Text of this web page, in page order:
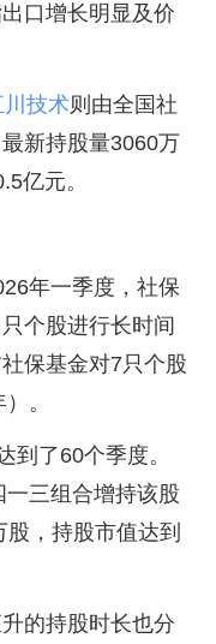
口增长明显及价
川技术则由全国社
新持股量3060万
亿元。
年一季度，社保
个股进行长时间
保基金对7只个股
。
到了60个季度。
三组合增持该股
，持股市值达到
的持股时长也分